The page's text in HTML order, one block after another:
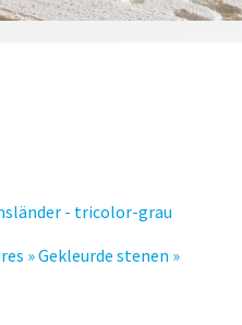
- tricolor-grau
» Gekleurde stenen »